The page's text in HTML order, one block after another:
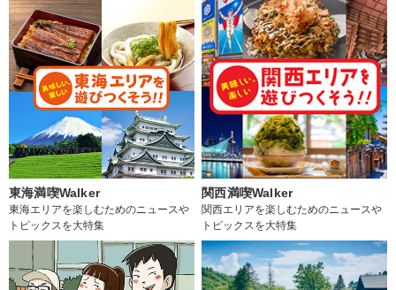
東海満喫Walker
東海エリアを楽しむためのニュースや
トピックスを大特集
関西満喫Walker
関西エリアを楽しむためのニュースや
トピックスを大特集